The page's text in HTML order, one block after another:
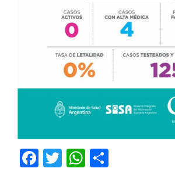
Facebook
TwitterWhatsApp